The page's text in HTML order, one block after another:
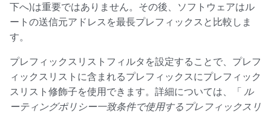
下へ)は重要ではありません。その後、ソフトウェアはル
ートの送信元アドレスを最長プレフィックスと比較しま
す。
プレフィックスリストフィルタを設定することで、プレフ
ィックスリストに含まれるプレフィックスにプレフィック
スリスト修飾子を使用できます。詳細については、「 ル
ーティングポリシー一致条件で使用するプレフィックスリ